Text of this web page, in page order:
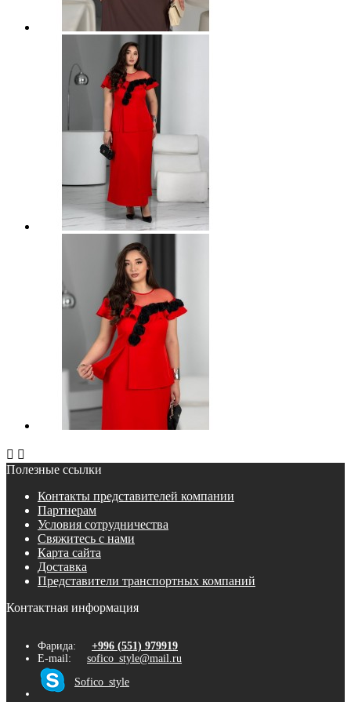
 
Полезные ссылки
Контакты представителей компании
Партнерам
Условия сотрудничества
Свяжитесь с нами
Карта сайта
Доставка
Представители транспортных компаний
Контактная информация
Фарида: +996 (551) 979919
E-mail: sofico_style@mail.ru
Sofico_style